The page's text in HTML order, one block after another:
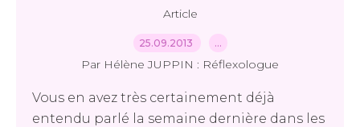
Article
25.09.2013 …
Par Hélène JUPPIN : Réflexologue
Vous en avez très certainement déjà
entendu parlé la semaine dernière dans les